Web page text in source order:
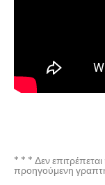
* * * Δεν
προηγούμενη